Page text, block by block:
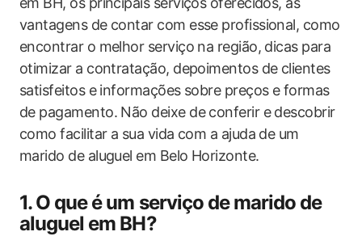
vantagens de contar com esse profissional, como
encontrar o melhor serviço na região, dicas para
otimizar a contratação, depoimentos de clientes
satisfeitos e informações sobre preços e formas
de pagamento. Não deixe de conferir e descobrir
como facilitar a sua vida com a ajuda de um
marido de aluguel em Belo Horizonte.
1. O que é um serviço de marido de
aluguel em BH?